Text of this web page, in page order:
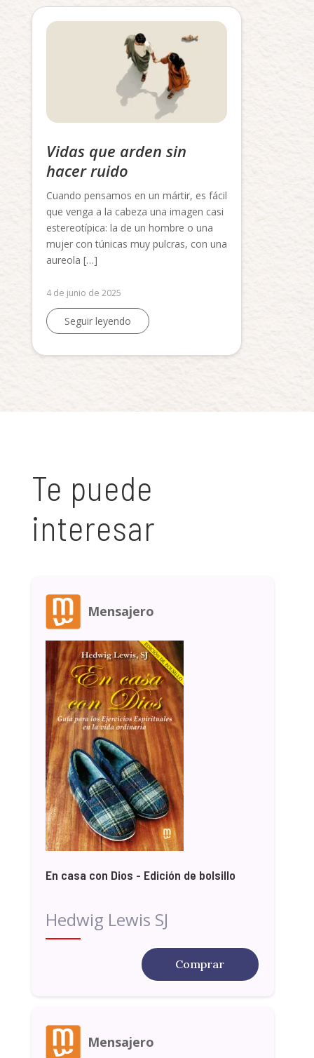
Vidas que arden sin
hacer ruido
Cuando pensamos en un mártir, es fácil
que venga a la cabeza una imagen casi
estereotípica: la de un hombre o una
mujer con túnicas muy pulcras, con una
aureola […]
4 de junio de 2025
Seguir leyendo
Te puede
interesar
Mensajero
En casa con Dios - Edición de bolsillo
Hedwig Lewis SJ
Comprar
Mensajero